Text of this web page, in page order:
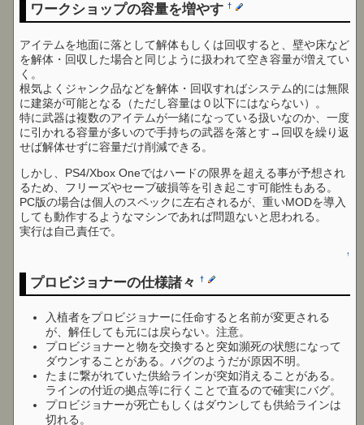
ワークショップの容量を増やす†
アイテムを地面に落として解体もしくは回収すると、壁や床など
を解体・回収した場合と同じように扱われて空き容量が増えてい
く。
根気よくジャンク品などを解体・回収すればシステム的には無限
に建築が可能となる（ただし容量は０以下にはならない）。
特に武器は複数のアイテムが一緒になっている扱いなのか、一度
に引かれる容量が多いので手持ちの武器を落とす→回収を繰り返
せば解体せずに容量だけ削減できる。
しかし、PS4/Xbox Oneではハードの限界を超える事が予想され
るため、フリーズやセーブ破損等を引き起こす可能性もある。
PC版の場合は個人のスペックに左右されるが、重いMODを導入
しても動作するようなマシンであれば問題ないと思われる。
実行は自己責任で。
↑
プロビジョナーの仕様諸々†
入植者をプロビジョナーに任命すると名前が変更される
が、解任しても元には戻らない。注意。
プロビジョナーと物を交換すると突如瀕死の状態になって
ダウンすることがある。バグのようだが原因不明。
たまに繋がれていた供給ラインが突如消えることがある。
ラインの付近の拠点等に行くことで直るので確実にバグ。
プロビジョナーが死亡もしくはダウンしても供給ラインは
切れる。